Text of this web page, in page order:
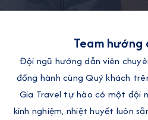
Team hướng
Đội ngũ hướng dẫn viên
đồng hành cùng Quý khách
Gia Travel tự hào có một đội
kinh nghiệm, nhiệt huyết luôn